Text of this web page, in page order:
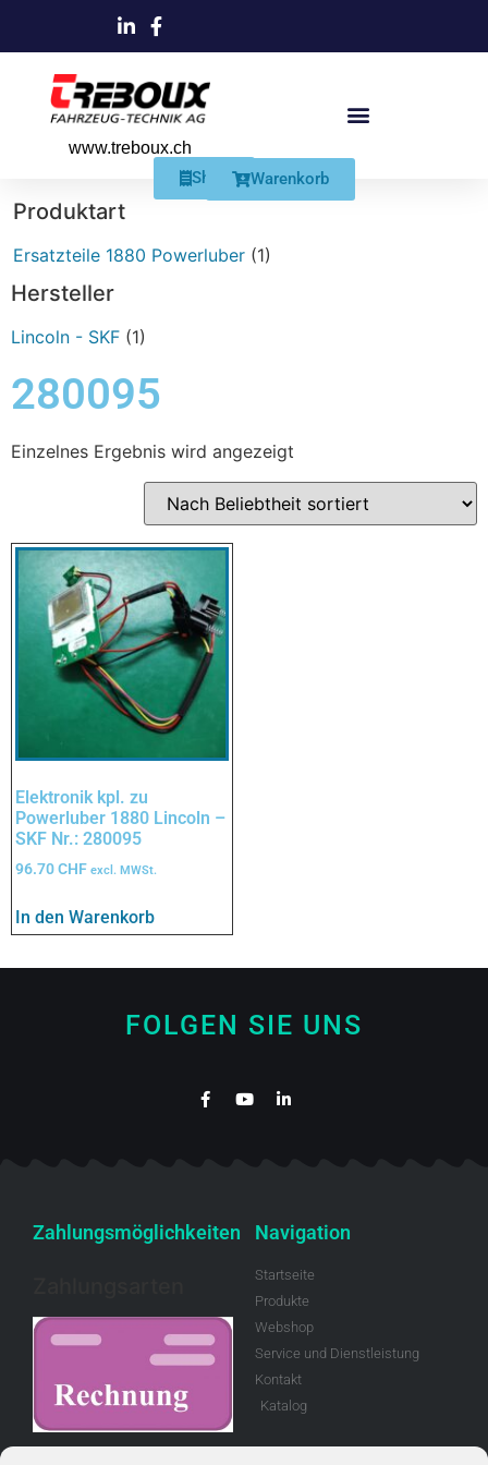
www.treboux.ch
Shop Warenkorb
Produktart
Ersatzteile 1880 Powerluber (1)
Hersteller
Lincoln - SKF (1)
280095
Einzelnes Ergebnis wird angezeigt
Elektronik kpl. zu
Powerluber 1880 Lincoln –
SKF Nr.: 280095
96.70CHF excl. MWSt.
In den Warenkorb
FOLGEN SIE UNS
Zahlungsmöglichkeiten Navigation
Startseite
Produkte
Webshop
Service und Dienstleistung
Kontakt
Katalog